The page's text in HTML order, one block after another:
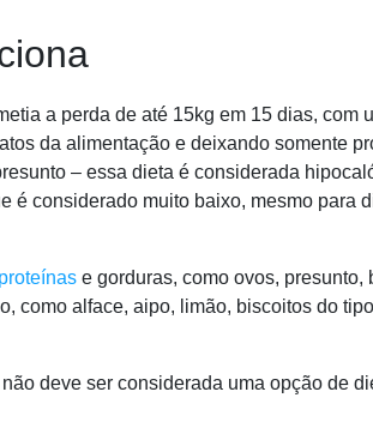
a perda de até 15kg em 15 dias, com
da alimentação e deixando somente
– essa dieta é considerada
é considerado muito baixo, mesmo para
proteínas e gorduras, como ovos, presunto,
como alface, aipo, limão, biscoitos do
deve ser considerada uma opção de